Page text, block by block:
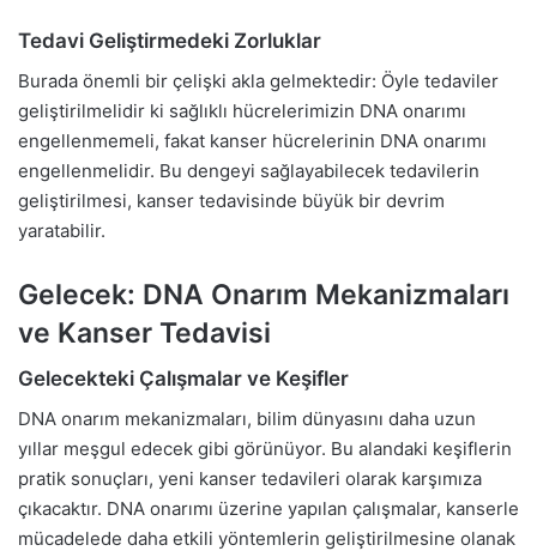
Tedavi Geliştirmedeki Zorluklar
Burada önemli bir çelişki akla gelmektedir: Öyle tedaviler
geliştirilmelidir ki sağlıklı hücrelerimizin DNA onarımı
engellenmemeli, fakat kanser hücrelerinin DNA onarımı
engellenmelidir. Bu dengeyi sağlayabilecek tedavilerin
geliştirilmesi, kanser tedavisinde büyük bir devrim
yaratabilir.
Gelecek: DNA Onarım Mekanizmaları
ve Kanser Tedavisi
Gelecekteki Çalışmalar ve Keşifler
DNA onarım mekanizmaları, bilim dünyasını daha uzun
yıllar meşgul edecek gibi görünüyor. Bu alandaki keşiflerin
pratik sonuçları, yeni kanser tedavileri olarak karşımıza
çıkacaktır. DNA onarımı üzerine yapılan çalışmalar, kanserle
mücadelede daha etkili yöntemlerin geliştirilmesine olanak